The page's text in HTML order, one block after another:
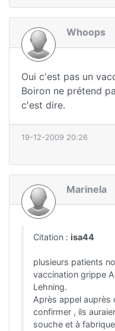
Whoops
Oui c'est pas un
Boiron ne prétend
c'est dire.
19-12-2009 20:26
Marinela
Citation : isa44
plusieurs patients
vaccination grippe
Lehning.
Après appel auprès
confirmer , ils
souche et à